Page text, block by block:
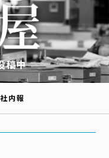
稿中
社内報